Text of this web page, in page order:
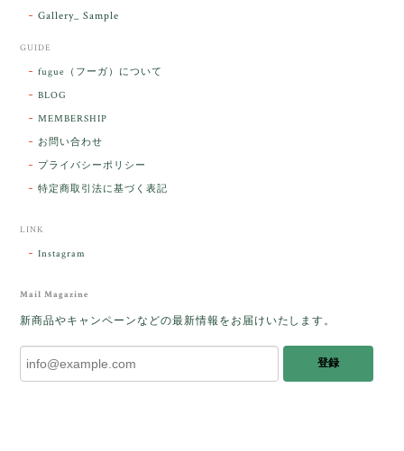
た人に幸せが訪れる」という言い伝えがあるケサラン
パサラン。とっても素敵です。メッセージでは色々記
憶違いもありましたが、またいつかお会いして楽しい
した。
をあたたかく迎え入れてくださり とても嬉
しく思います。 この石のふわりとした光を
ランパサラン」でした。これからはT様の
傍で そっと見守ってくれるのではないかな
Gallery_ Sample
GUIDE
fugue（フーガ）について
BLOG
MEMBERSHIP
お問い合わせ
プライバシーポリシー
特定商取引法に基づく表記
LINK
Instagram
Mail Magazine
新商品やキャンペーンなどの最新情報をお届けいたします。
登録